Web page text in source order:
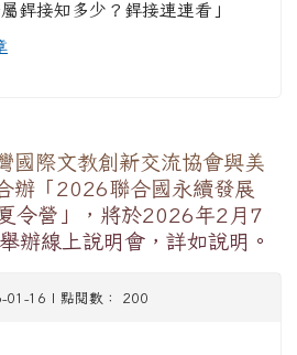
銲接知多少？銲接連連看」
國際文教創新交流協會與美
辦「2026聯合國永續發展
令營」，將於2026年2月7
辦線上說明會，詳如說明。
01-16 | 點閱數： 200